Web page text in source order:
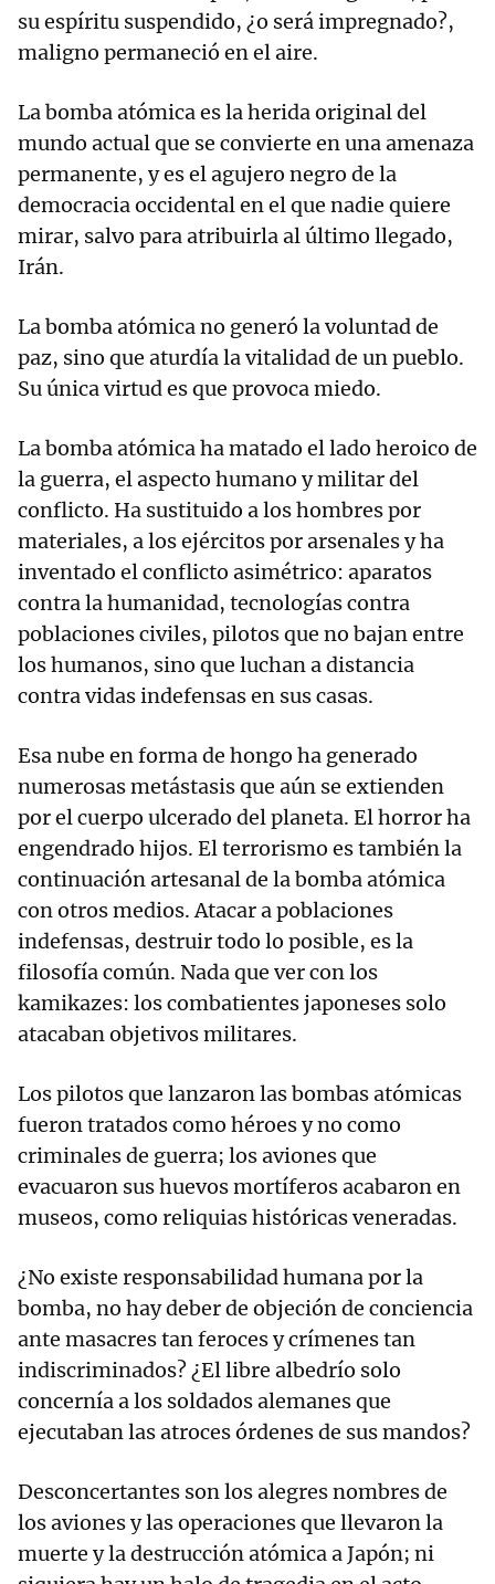
su espíritu suspendido, ¿o será impregnado?,
maligno permaneció en el aire.
La bomba atómica es la herida original del
mundo actual que se convierte en una amenaza
permanente, y es el agujero negro de la
democracia occidental en el que nadie quiere
mirar, salvo para atribuirla al último llegado,
Irán.
La bomba atómica no generó la voluntad de
paz, sino que aturdía la vitalidad de un pueblo.
Su única virtud es que provoca miedo.
La bomba atómica ha matado el lado heroico de
la guerra, el aspecto humano y militar del
conflicto. Ha sustituido a los hombres por
materiales, a los ejércitos por arsenales y ha
inventado el conflicto asimétrico: aparatos
contra la humanidad, tecnologías contra
poblaciones civiles, pilotos que no bajan entre
los humanos, sino que luchan a distancia
contra vidas indefensas en sus casas.
Esa nube en forma de hongo ha generado
numerosas metástasis que aún se extienden
por el cuerpo ulcerado del planeta. El horror ha
engendrado hijos. El terrorismo es también la
continuación artesanal de la bomba atómica
con otros medios. Atacar a poblaciones
indefensas, destruir todo lo posible, es la
filosofía común. Nada que ver con los
kamikazes: los combatientes japoneses solo
atacaban objetivos militares.
Los pilotos que lanzaron las bombas atómicas
fueron tratados como héroes y no como
criminales de guerra; los aviones que
evacuaron sus huevos mortíferos acabaron en
museos, como reliquias históricas veneradas.
¿No existe responsabilidad humana por la
bomba, no hay deber de objeción de conciencia
ante masacres tan feroces y crímenes tan
indiscriminados? ¿El libre albedrío solo
concernía a los soldados alemanes que
ejecutaban las atroces órdenes de sus mandos?
Desconcertantes son los alegres nombres de
los aviones y las operaciones que llevaron la
muerte y la destrucción atómica a Japón; ni